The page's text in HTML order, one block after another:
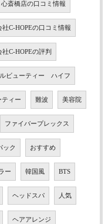
斎橋店の口コミ情報
C-HOPEの口コミ情報
C-HOPEの評判
ビューティー ハイフ
ティー 難波 美容院
ファイバープレックス
ック おすすめ
ー 韓国風 BTS
ヘッドスパ 人気
ヘアアレンジ